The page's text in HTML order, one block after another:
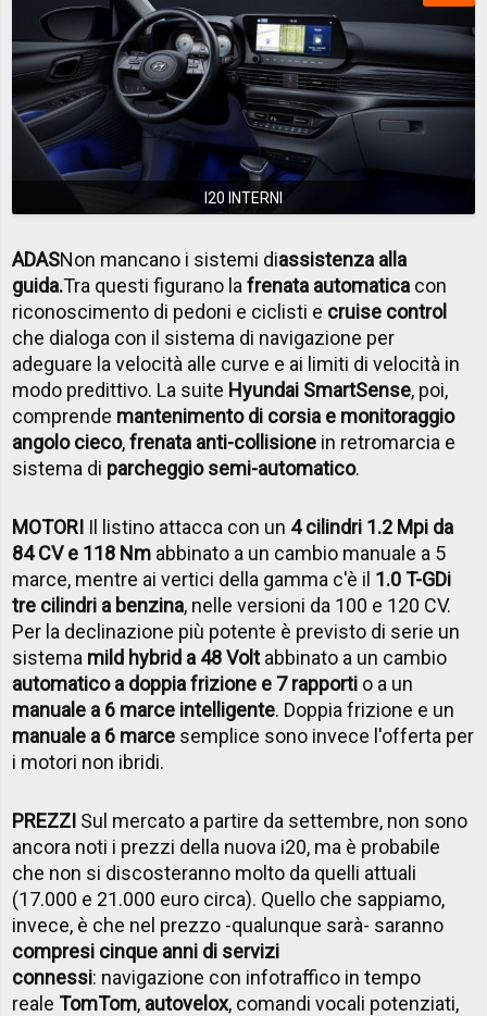
I20 INTERNI
ADASNon mancano i sistemi diassistenza alla
guida.Tra questi figurano la frenata automatica con
riconoscimento di pedoni e ciclisti e cruise control
che dialoga con il sistema di navigazione per
adeguare la velocità alle curve e ai limiti di velocità in
modo predittivo. La suite Hyundai SmartSense, poi,
comprende mantenimento di corsia e monitoraggio
angolo cieco,frenata anti-collisione in retromarcia e
sistema di parcheggio semi-automatico.
MOTORI Il listino attacca con un 4 cilindri 1.2 Mpi da
84 CV e 118 Nm abbinato a un cambio manuale a 5
marce, mentre ai vertici della gamma c'è il 1.0 T-GDi
tre cilindri a benzina, nelle versioni da 100 e 120 CV.
Per la declinazione più potente è previsto di serie un
sistema mild hybrid a 48 Voltabbinato a un cambio
automatico a doppia frizione e 7 rapporti o a un
manuale a 6 marce intelligente. Doppia frizione e un
manuale a 6 marce semplice sono invece l'offerta per
i motori non ibridi.
PREZZI Sul mercato a partire da settembre, non sono
ancora noti i prezzi della nuova i20, ma è probabile
che non si discosteranno molto da quelli attuali
(17.000 e 21.000 euro circa). Quello che sappiamo,
invece, è che nel prezzo -qualunque sarà- saranno
compresi cinque anni di servizi
connessi: navigazione con infotraffico in tempo
realeTomTom, autovelox, comandi vocali potenziati,